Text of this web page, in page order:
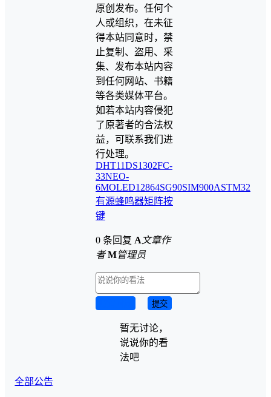
原创发布。任何个
人或组织，在未征
得本站同意时，禁
止复制、盗用、采
集、发布本站内容
到任何网站、书籍
等各类媒体平台。
如若本站内容侵犯
了原著者的合法权
益，可联系我们进
行处理。
DHT11DS1302FC-
33NEO-
6MOLED12864SG90SIM900ASTM32
有源蜂鸣器矩阵按
键
0 条回复 A 文章作
者 M管理员
提交
暂无讨论，
说说你的看
法吧
全部公告